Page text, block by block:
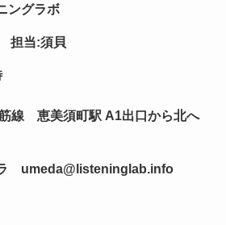
ングラボ
担当:須貝
線 恵美須町駅 A1出口から北へ
umeda@listeninglab.info